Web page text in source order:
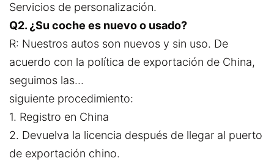
Servicios de personalización.
Q2. ¿Su coche es nuevo o usado?
R: Nuestros autos son nuevos y sin uso. De
acuerdo con la política de exportación de China,
seguimos las...
siguiente procedimiento:
1. Registro en China
2. Devuelva la licencia después de llegar al puerto
de exportación chino.